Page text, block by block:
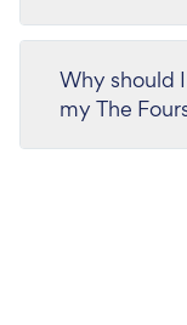
Why should
my The